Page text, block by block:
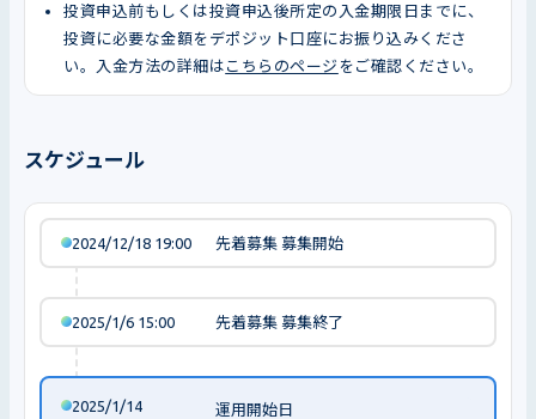
投資申込前もしくは投資申込後所定の入金期限日までに、
投資に必要な金額をデポジット口座にお振り込みくださ
い。入金方法の詳細は こちらのページ をご確認ください。
スケジュール
2024/12/18 19:00 先着募集 募集開始
2025/1/6 15:00 先着募集 募集終了
2025/1/14 運用開始日